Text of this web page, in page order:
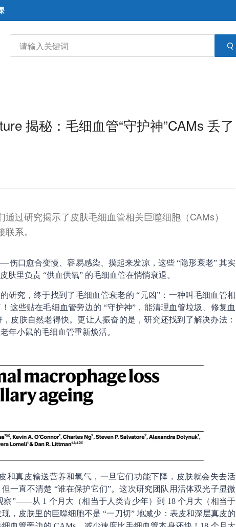
揭秘：毛细血管“守护神”CAMs 丢了
过研究揭示了皮肤毛细血管相关巨噬细胞（CAMs）
系。
口愈合变慢、容易感染、摸起来发凉，这些 “隐形衰老” 其实
里负责 “供血供氧” 的毛细血管在悄悄衰退。
的研究，终于找到了毛细血管衰老的 “元凶”：一种叫毛细血管相
这些贴在毛细血管旁边的 “守护神”，能清理血管垃圾、修复血
皮肤自然老得快。更让人振奋的是，研究还找到了解决办法：
年小鼠的毛细血管重新焕活。
和真皮输送营养和氧气，一旦它们功能下降，皮肤就会失去活
一直不清楚 “谁在保护它们”。这次研究团队用活体双光子显微
察”——从 1 个月大（相当于人类青少年）到 18 个月大（相当于
，皮肤里的巨噬细胞不是 “一刀切” 地减少：表皮和深层真皮的